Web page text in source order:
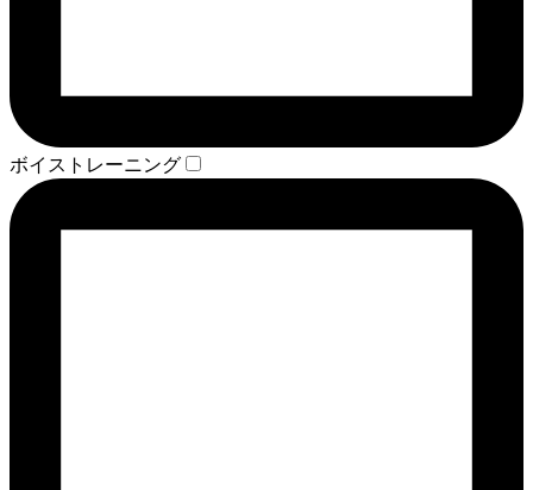
ボイストレーニング